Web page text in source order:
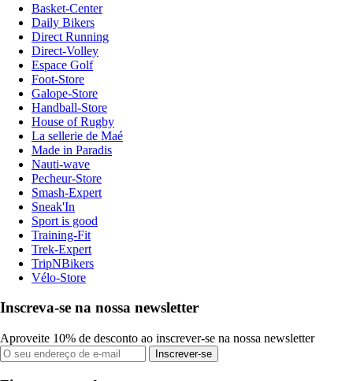
Basket-Center
Daily Bikers
Direct Running
Direct-Volley
Espace Golf
Foot-Store
Galope-Store
Handball-Store
House of Rugby
La sellerie de Maé
Made in Paradis
Nauti-wave
Pecheur-Store
Smash-Expert
Sneak'In
Sport is good
Training-Fit
Trek-Expert
TripNBikers
Vélo-Store
Inscreva-se na nossa newsletter
Aproveite 10% de desconto ao inscrever-se na nossa newsletter
Inscrever-se